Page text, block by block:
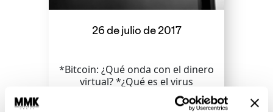
26 de julio de 2017
*Bitcoin: ¿Qué onda con el dinero
virtual? *¿Qué es el virus
Coxsackie? *Miedo al cambio